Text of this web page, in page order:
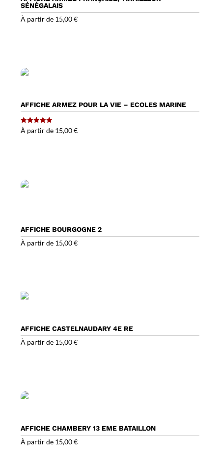
SÉNÉGALAIS
À partir de 15,00€
AFFICHE ARMEZ POUR LA VIE – ECOLES MARINE
Note
5.00
À partir de 15,00€
AFFICHE BOURGOGNE 2
À partir de 15,00€
AFFICHE CASTELNAUDARY 4E RE
À partir de 15,00€
AFFICHE CHAMBERY 13 EME BATAILLON
À partir de 15,00€